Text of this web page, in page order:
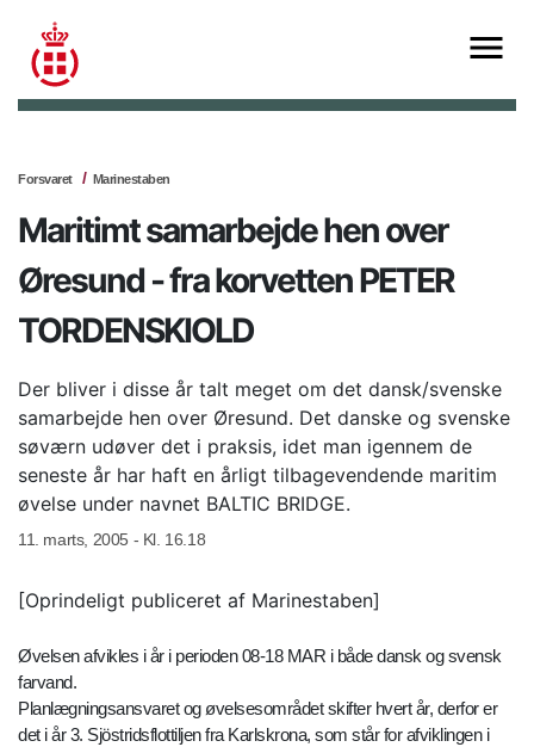
Forsvaret Marinestaben
Maritimt samarbejde hen over
Øresund - fra korvetten PETER
TORDENSKIOLD
Der bliver i disse år talt meget om det dansk/svenske
samarbejde hen over Øresund. Det danske og svenske
søværn udøver det i praksis, idet man igennem de
seneste år har haft en årligt tilbagevendende maritim
øvelse under navnet BALTIC BRIDGE.
11. marts, 2005 - Kl. 16.18
[Oprindeligt publiceret af Marinestaben]
Øvelsen afvikles i år i perioden 08-18 MAR i både dansk og svensk
farvand.
Planlægningsansvaret og øvelsesområdet skifter hvert år, derfor er
det i år 3. Sjöstridsflottiljen fra Karlskrona, som står for afviklingen i